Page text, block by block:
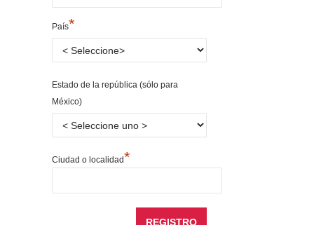
País*
Estado de la república (sólo para
México)
Ciudad o localidad*